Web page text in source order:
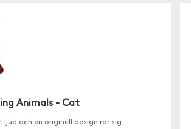
Animals - Cat
och en originell design rör sig